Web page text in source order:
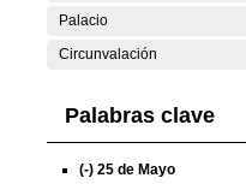
Palacio
Circunvalación
Palabras clave
(-) 25 de Mayo